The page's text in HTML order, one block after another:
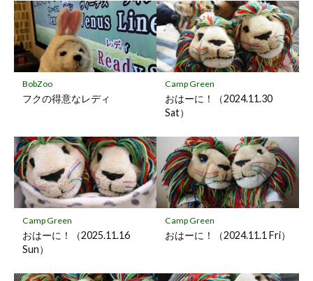
マ
ー
ク
に
保
存
BobZoo
フクの得意なレディ
Camp Green
おはーに！（2024.11.30
Sat）
Camp Green
おはーに！（2025.11.16
Sun）
Camp Green
おはーに！（2024.11.1 Fri）